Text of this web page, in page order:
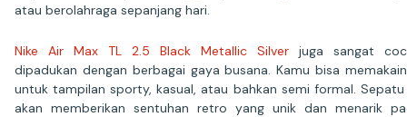
atau berolahraga sepanjang hari.
Nike Air Max TL 2.5 Black Metallic Silver juga sangat
dipadukan dengan berbagai gaya busana. Kamu bisa
untuk tampilan sporty, kasual, atau bahkan semi formal. Sepatu
akan memberikan sentuhan retro yang unik dan menarik